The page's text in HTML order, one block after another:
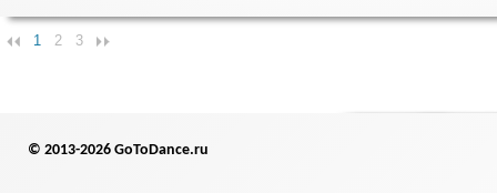
1 2 3
© 2013-2026 GoToDance.ru